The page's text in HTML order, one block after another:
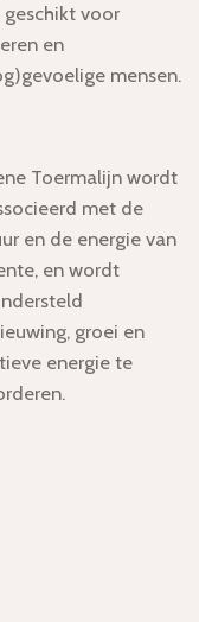
geschikt voor
en
mensen.
Toermalijn wordt
met de
en de energie van
en wordt
groei en
energie te